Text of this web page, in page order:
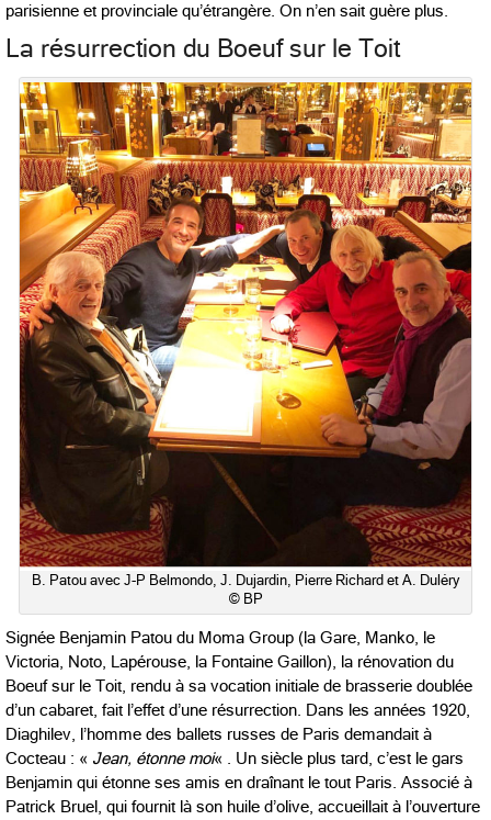
parisienne et provinciale qu’étrangère. On n’en sait guère plus.
La résurrection du Boeuf sur le Toit
B. Patou avec J-P Belmondo, J. Dujardin, Pierre Richard et A. Duléry
© BP
Signée Benjamin Patou du Moma Group (la Gare, Manko, le
Victoria, Noto, Lapérouse, la Fontaine Gaillon), la rénovation du
Boeuf sur le Toit, rendu à sa vocation initiale de brasserie doublée
d’un cabaret, fait l’effet d’une résurrection. Dans les années 1920,
Diaghilev, l’homme des ballets russes de Paris demandait à
Cocteau : « Jean, étonne moi« . Un siècle plus tard, c’est le gars
Benjamin qui étonne ses amis en draînant le tout Paris. Associé à
Patrick Bruel, qui fournit là son huile d’olive, accueillait à l’ouverture